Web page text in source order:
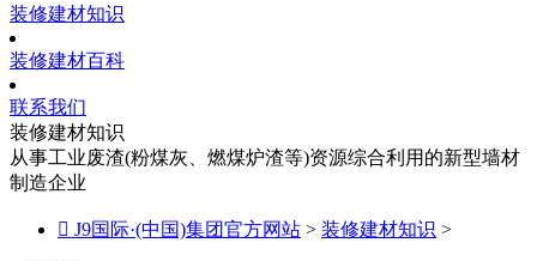
装修建材知识
装修建材百科
联系我们
装修建材知识
从事工业废渣(粉煤灰、燃煤炉渣等)资源综合利用的新型墙材
制造企业
 J9国际·(中国)集团官方网站 > 装修建材知识 >